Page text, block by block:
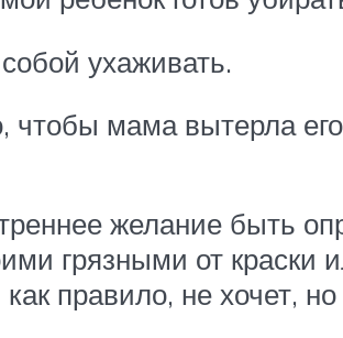
ухаживать.
чтобы мама вытерла
желание быть
грязными от краски
правило, не хочет,